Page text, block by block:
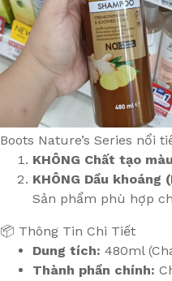
Boots Nature’s Series nổi
KHÔNG Chất tạo
KHÔNG Dầu khoáng
Sản phẩm phù hợp
📦 Thông Tin Chi Tiết
Dung tích: 480ml
Thành phần chính: